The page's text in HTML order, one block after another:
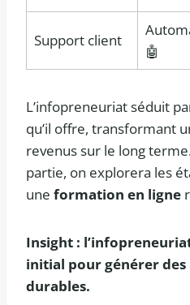
Support client
🤖
L’infopreneuriat séduit
qu’il offre, transformant
revenus sur le long
partie, on explorera les
une formation en ligne
Insight :
initial pour générer des
durables.